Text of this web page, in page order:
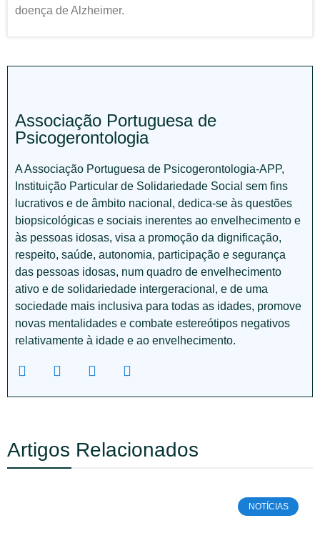
doença de Alzheimer.
Associação Portuguesa de
Psicogerontologia
A Associação Portuguesa de Psicogerontologia-APP,
Instituição Particular de Solidariedade Social sem fins
lucrativos e de âmbito nacional, dedica-se às questões
biopsicológicas e sociais inerentes ao envelhecimento e
às pessoas idosas, visa a promoção da dignificação,
respeito, saúde, autonomia, participação e segurança
das pessoas idosas, num quadro de envelhecimento
ativo e de solidariedade intergeracional, e de uma
sociedade mais inclusiva para todas as idades, promove
novas mentalidades e combate estereótipos negativos
relativamente à idade e ao envelhecimento.
Artigos Relacionados
NOTÍCIAS